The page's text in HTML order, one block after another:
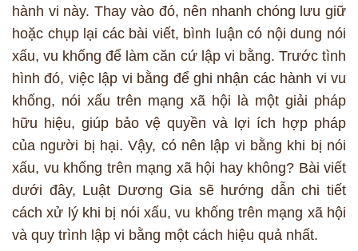
hành vi này. Thay vào đó, nên nhanh chóng lưu giữ
hoặc chụp lại các bài viết, bình luận có nội dung nói
xấu, vu khống để làm căn cứ lập vi bằng. Trước tình
hình đó, việc lập vi bằng để ghi nhận các hành vi vu
khống, nói xấu trên mạng xã hội là một giải pháp
hữu hiệu, giúp bảo vệ quyền và lợi ích hợp pháp
của người bị hại. Vậy, có nên lập vi bằng khi bị nói
xấu, vu khống trên mạng xã hội hay không? Bài viết
dưới đây, Luật Dương Gia sẽ hướng dẫn chi tiết
cách xử lý khi bị nói xấu, vu khống trên mạng xã hội
và quy trình lập vi bằng một cách hiệu quả nhất.